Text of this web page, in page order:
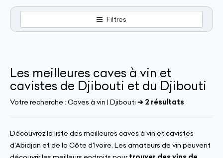
Filtres
Les meilleures caves à vin et
cavistes de Djibouti et du Djibouti
Votre recherche : Caves à vin | Djibouti ➔ 2 résultats
Découvrez la liste des meilleures caves à vin et cavistes
d'Abidjan et de la Côte d'Ivoire. Les amateurs de vin peuvent